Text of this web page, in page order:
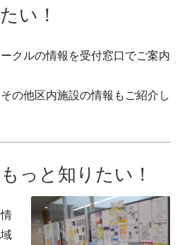
い！
クルの情報を受付窓口でご案内
の他区内施設の情報もご紹介し
っと知りたい！